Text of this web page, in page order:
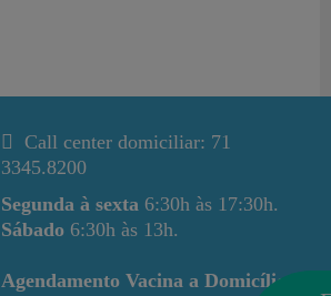
Call center domiciliar: 71
3345.8200
Segunda à sexta 6:30h às 17:30h.
Sábado 6:30h às 13h.
Agendamento Vacina a Domicílio